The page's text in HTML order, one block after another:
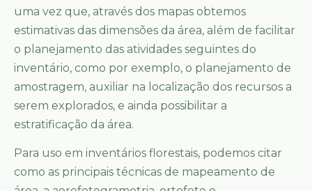
uma vez que, através dos mapas obtemos
estimativas das dimensões da área, além de facilitar
o planejamento das atividades seguintes do
inventário, como por exemplo, o planejamento de
amostragem, auxiliar na localização dos recursos a
serem explorados, e ainda possibilitar a
estratificação da área.
Para uso em inventários florestais, podemos citar
como as principais técnicas de mapeamento de